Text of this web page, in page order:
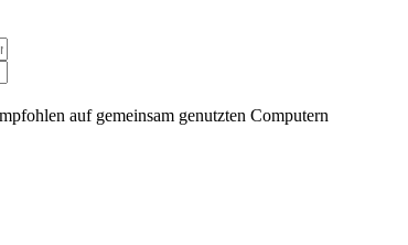
auf gemeinsam genutzten Computern